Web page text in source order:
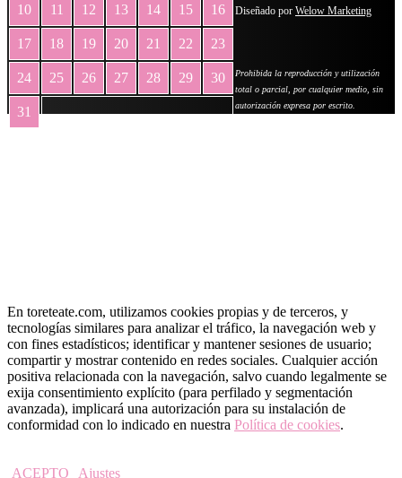
10 11 12 13 14 15 16
17 18 19 20 21 22 23
24 25 26 27 28 29 30
31
Diseñado por Welow Marketing
Prohibida la reproducción y utilización
total o parcial, por cualquier medio, sin
autorización expresa por escrito.
En toreteate.com, utilizamos cookies propias y de terceros, y
tecnologías similares para analizar el tráfico, la navegación web y
con fines estadísticos; identificar y mantener sesiones de usuario;
compartir y mostrar contenido en redes sociales. Cualquier acción
positiva relacionada con la navegación, salvo cuando legalmente se
exija consentimiento explícito (para perfilado y segmentación
avanzada), implicará una autorización para su instalación de
conformidad con lo indicado en nuestra Política de cookies.
ACEPTO
Ajustes